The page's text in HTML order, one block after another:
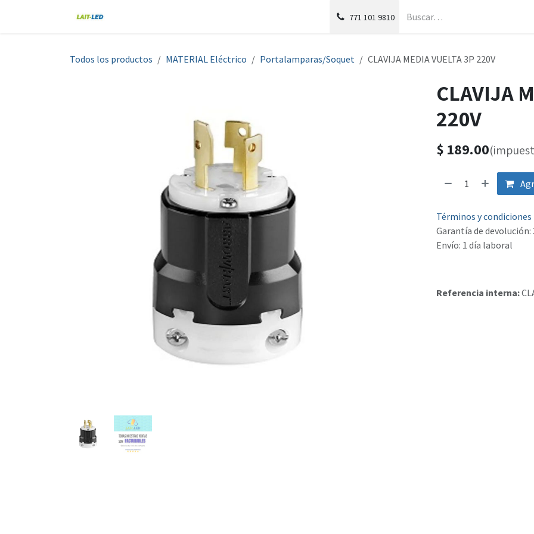
771 101 9810
Todos los productos MATERIAL Eléctrico Portalamparas/Soquet CLAVIJA MEDIA VUELTA 3P 220V
CLAVIJA
220V
$ 189.00
Términos y condiciones
Garantía de devolución:
Envío: 1 día laboral
Referencia interna: